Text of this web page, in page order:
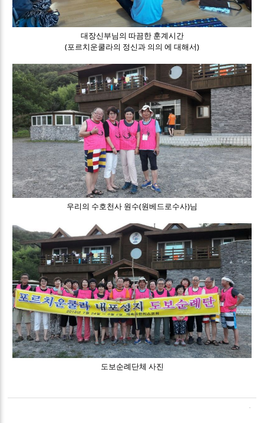
대장신부님의 따끔한 훈계시간
(포르치운쿨라의 정신과 의의 에 대해서)
우리의 수호천사 원수(원베드로수사)님
도보순례단체 사진